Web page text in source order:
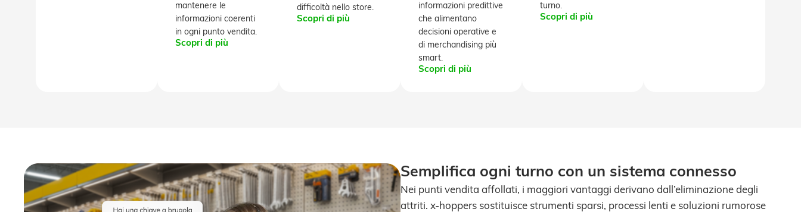
mantenere le
informazioni coerenti
in ogni punto vendita.
Scopri di più
difficoltà nello store.
Scopri di più
informazioni predittive
che alimentano
decisioni operative e
di merchandising più
smart.
Scopri di più
turno.
Scopri di più
Semplifica ogni turno con un sistema connesso
Nei punti vendita affollati, i maggiori vantaggi derivano dall’eliminazione degli
attriti. x-hoppers sostituisce strumenti sparsi, processi lenti e soluzioni rumorose